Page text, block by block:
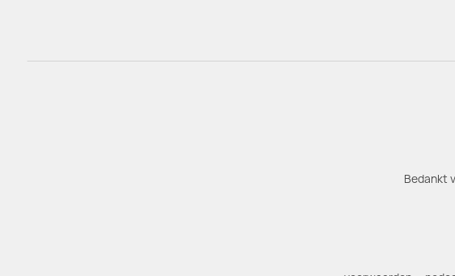
Bedankt